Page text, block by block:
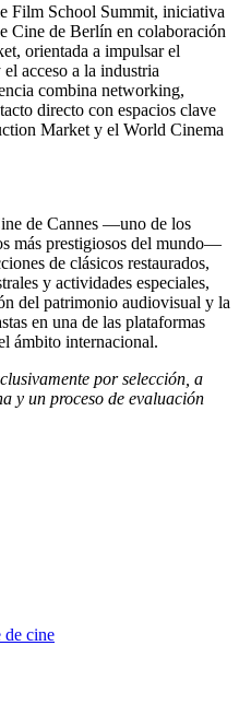
Film School Summit, iniciativa
Cine de Berlín en colaboración
orientada a impulsar el
acceso a la industria
combina networking,
directo con espacios clave
Market y el World Cinema
de Cannes —uno de los
más prestigiosos del mundo—
de clásicos restaurados,
y actividades especiales,
del patrimonio audiovisual y la
en una de las plataformas
ámbito internacional.
por selección, a
y un proceso de evaluación
de cine